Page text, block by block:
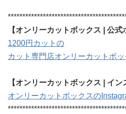
【オンリーカットボックス | 公式
1200円カットの
カット専門店オンリーカットボッ
【オンリーカットボックス | イン
オンリーカットボックスの